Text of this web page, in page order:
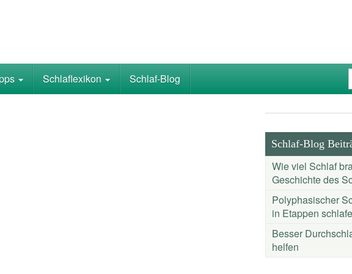
Schlaflexikon Schlaf-Blog
Schlaf-Blog
Wie viel Schlaf
Geschichte des
Polyphasischer
in Etappen
Besser
helfen